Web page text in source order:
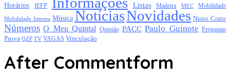
Horários IEFP Listas Madeira MEC Mobilidade
Mobilidade Interna Música NotíciasNovidades Nuno Crato
Números O Meu Quintal Opinião PACC Paulo Guinote Perguntas
Prova QZP TV VAGAS Vinculação
After Commentform